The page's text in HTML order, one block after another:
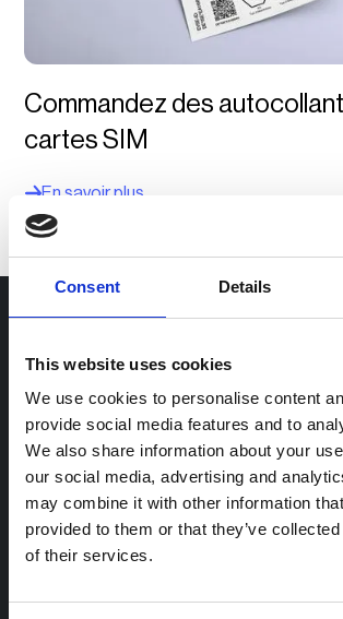
Consent Details
This website uses cookies
We use cookies to personalise content
provide social media features and to
We also share information about your
our social media, advertising and
may combine it with other information
provided to them or that they’ve
of their services.
Commandez des
cartes SIM
En savoir plus
Opérateurs de flotte
Lieu de travail et flottes d’entreprises
Dépôts et flottes de transport
Fournisseurs d'énergie et acteurs publics